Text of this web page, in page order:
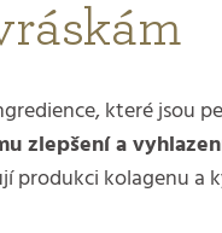
které jsou
zlepšení a
kolagenu